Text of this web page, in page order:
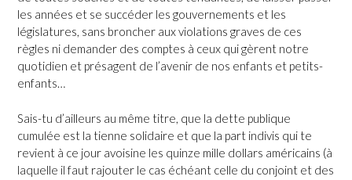
les années et se succéder les gouvernements et les
législatures, sans broncher aux violations graves de ces
règles ni demander des comptes à ceux qui gèrent notre
quotidien et présagent de l’avenir de nos enfants et petits-
enfants…
Sais-tu d’ailleurs au même titre, que la dette publique
cumulée est la tienne solidaire et que la part indivis qui te
revient à ce jour avoisine les quinze mille dollars américains (à
laquelle il faut rajouter le cas échéant celle du conjoint et des